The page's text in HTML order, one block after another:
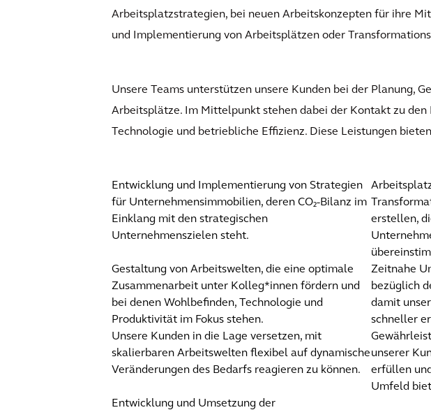
Arbeitsplatzstrategien, bei neuen Arbeitskonzepten für ihre
und Implementierung von Arbeitsplätzen oder
Unsere Teams unterstützen unsere Kunden bei der Planung,
Arbeitsplätze. Im Mittelpunkt stehen dabei der Kontakt zu
Technologie und betriebliche Effizienz. Diese Leistungen
Entwicklung und Implementierung von Strategien
für Unternehmensimmobilien, deren CO₂-Bilanz im
Einklang mit den strategischen
Unternehmenszielen steht.
erstellen,
Gestaltung von Arbeitswelten, die eine optimale
Zusammenarbeit unter Kolleg*innen fördern und
bei denen Wohlbefinden, Technologie und
Produktivität im Fokus stehen.
Zeitnahe
bezüglich
damit
schneller
Unsere Kunden in die Lage versetzen, mit
skalierbaren Arbeitswelten flexibel auf dynamische
Veränderungen des Bedarfs reagieren zu können.
unserer
erfüllen
Umfeld
Entwicklung und Umsetzung der